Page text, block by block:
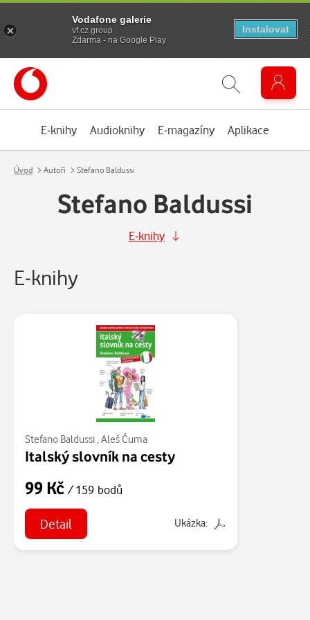
E-knihy Audioknihy E-magazíny Aplikace
Úvod Autoři Stefano Baldussi
Stefano Baldussi
E-knihy
E-knihy
Stefano Baldussi, Aleš Čuma
Italský slovník na cesty
99 Kč / 159 bodů
Detail Ukázka:
Vodafone galerie
vf.cz.group
Zdarma - na Google Play
Instalovat